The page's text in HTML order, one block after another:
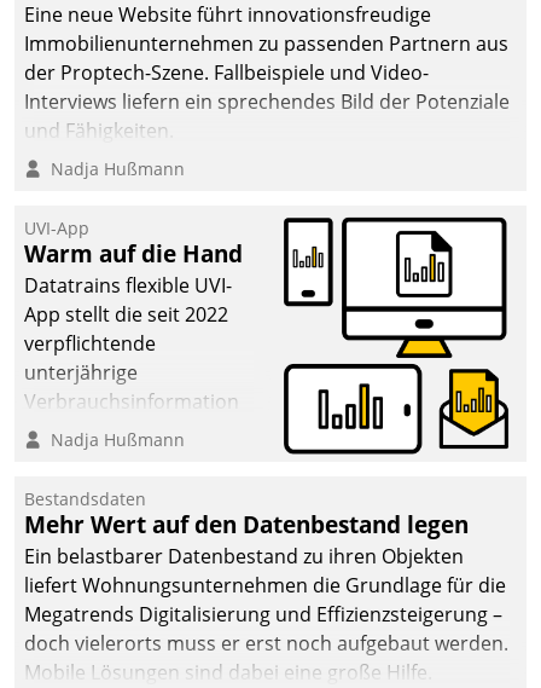
Eine neue Website führt innovationsfreudige
Immobilienunternehmen zu passenden Partnern aus
der Proptech-Szene. Fallbeispiele und Video-
Interviews liefern ein sprechendes Bild der Potenziale
und Fähigkeiten.
Nadja Hußmann
UVI-App
Warm auf die Hand
Datatrains flexible UVI-
App stellt die seit 2022
verpflichtende
unterjährige
Verbrauchsinformation
schnell, zuverlässig und
Die monatlichen
Mitteilungen zum
Heizungs- und
Wasserverbrauch gehen
automatisiert, vollständig
und auf Wunsch über
mehrere zuvor
Nadja Hußmann
Bestandsdaten
Mehr Wert auf den Datenbestand legen
Ein belastbarer Datenbestand zu ihren Objekten
liefert Wohnungsunternehmen die Grundlage für die
Megatrends Digitalisierung und Effizienzsteigerung –
doch vielerorts muss er erst noch aufgebaut werden.
Mobile Lösungen sind dabei eine große Hilfe.